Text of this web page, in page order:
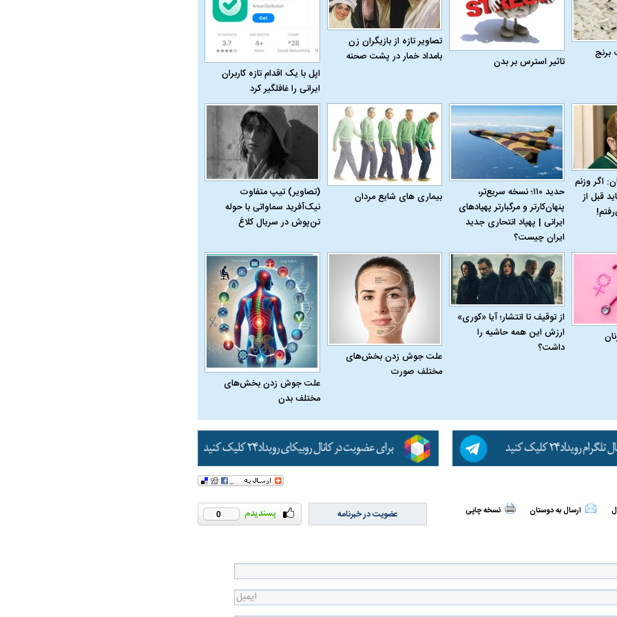
برنج
تاثیر استرس بر بدن
تصاویر تازه از بازیگران زن
بامداد خمار در پشت صحنه
اپل با یک اقدام تازه کاربران
ایرانی را غافلگیر کرد
اگر وزنم
قبل از
حدید ۱۱۰؛ نسخه سریع‌تر،
پنهان‌کارتر و مرگبارتر پهپادهای
ایرانی | پهپاد انتحاری جدید
ایران چیست؟
بیماری‌ های شایع مردان
(تصاویر) تیپ متفاوت
نیک‌آفرید سماواتی با حوله
تن‌پوش در سریال کلاغ
از توقیف تا انتشار؛ آیا «کوری»
ارزش این همه حاشیه را
داشت؟
علت جوش زدن بخش‌های
مختلف صورت
علت جوش زدن بخش‌های
مختلف بدن
ارسال به دوستان نسخه چاپی 0 عضویت در خبرنامه
یک سلسله |
شاه در ایران
ریشه‌های عزاداری ماه محرم در فرهنگ
و تاریخ ایران
عزاداری ماه محرم در دوران قاجار چگونه
ببینید| انیمیشن لگویی حمله به کویت با
علت تنگی نفس و راه های درمان آن
دلیل علاقه برخی افراد به فال و طالع‌بینی